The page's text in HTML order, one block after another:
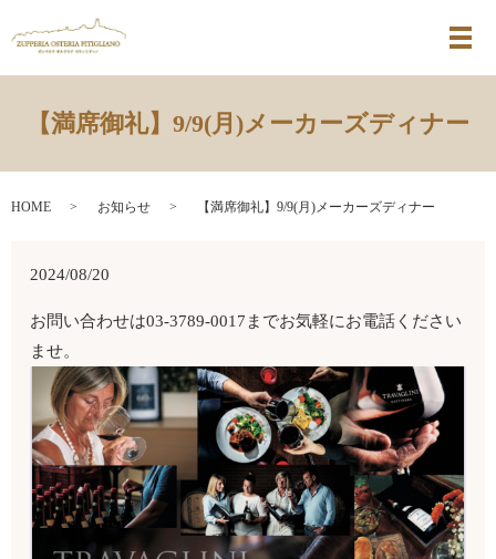
メ
【満席御礼】9/9(月)メーカーズディナー
HOME お知らせ 【満席御礼】9/9(月)メーカーズディナー
2024/08/20
お問い合わせは03-3789-0017までお気軽にお電話ください
ませ。